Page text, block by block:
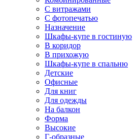
С витражами
С фотопечатью
Назначение
Шкафы-купе в гостиную
В коридор
В прихожую
Шкафы-купе в спальню
Детские
Офисные
Для книг
Для одежды
На балкон
Форма
Высокие
Г-образные